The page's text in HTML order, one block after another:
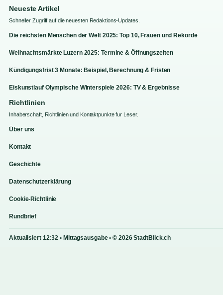
Neueste Artikel
Schneller Zugriff auf die neuesten Redaktions-Updates.
Die reichsten Menschen der Welt 2025: Top 10, Frauen und Rekorde
Weihnachtsmärkte Luzern 2025: Termine & Öffnungszeiten
Kündigungsfrist 3 Monate: Beispiel, Berechnung & Fristen
Eiskunstlauf Olympische Winterspiele 2026: TV & Ergebnisse
Richtlinien
Inhaberschaft, Richtlinien und Kontaktpunkte fur Leser.
Über uns
Kontakt
Geschichte
Datenschutzerklärung
Cookie-Richtlinie
Rundbrief
Aktualisiert 12:32 • Mittagsausgabe • © 2026 StadtBlick.ch